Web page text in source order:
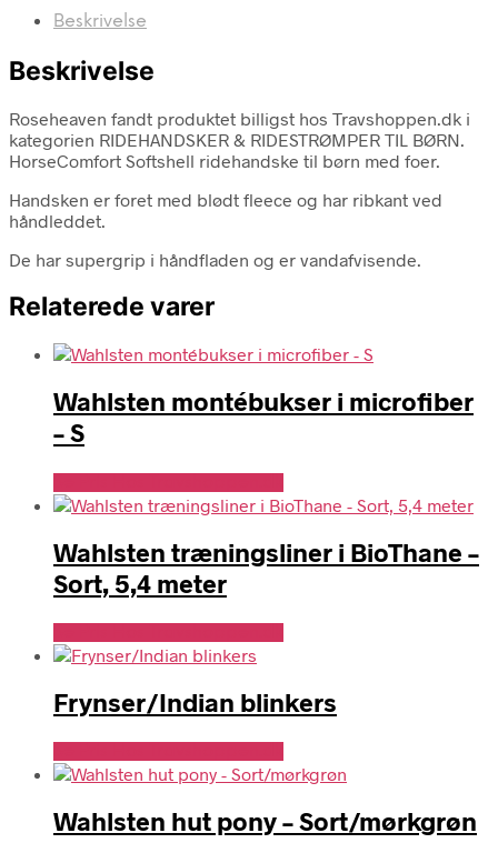
Beskrivelse
Beskrivelse
Roseheaven fandt produktet billigst hos Travshoppen.dk i
kategorien RIDEHANDSKER & RIDESTRØMPER TIL BØRN.
HorseComfort Softshell ridehandske til børn med foer.
Handsken er foret med blødt fleece og har ribkant ved
håndleddet.
De har supergrip i håndfladen og er vandafvisende.
Relaterede varer
Wahlsten montébukser i microfiber
– S
Wahlsten træningsliner i BioThane –
Sort, 5,4 meter
Frynser/Indian blinkers
Wahlsten hut pony – Sort/mørkgrøn